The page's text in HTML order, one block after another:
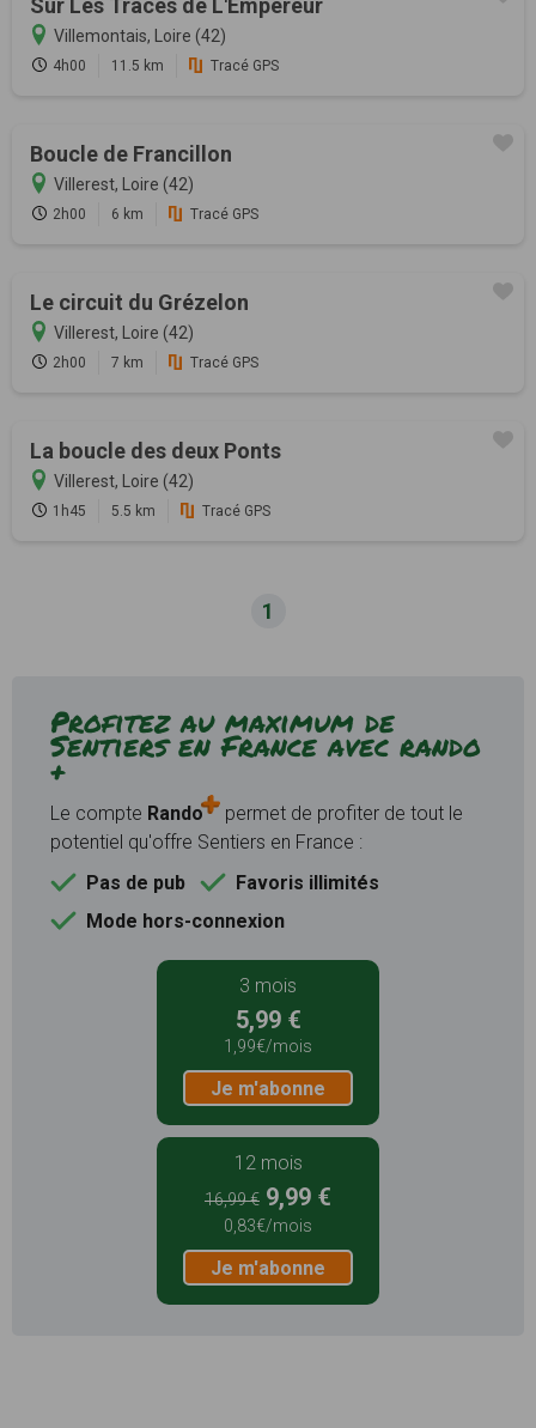
Sur Les Traces de L'Empereur
Villemontais, Loire (42)
4h00 11.5 km Tracé GPS
Boucle de Francillon
Villerest, Loire (42)
2h00 6 km Tracé GPS
Le circuit du Grézelon
Villerest, Loire (42)
2h00 7 km Tracé GPS
La boucle des deux Ponts
Villerest, Loire (42)
1h45 5.5 km Tracé GPS
1
Profitez au maximum de
Sentiers en France avec rando
+
Le compte Rando
permet de profiter de tout le
potentiel qu'offre Sentiers en France :
Pas de pub
Favoris illimités
Mode hors-connexion
3 mois
5,99 €
1,99€/mois
Je m'abonne
12 mois
16,99 € 9,99 €
0,83€/mois
Je m'abonne